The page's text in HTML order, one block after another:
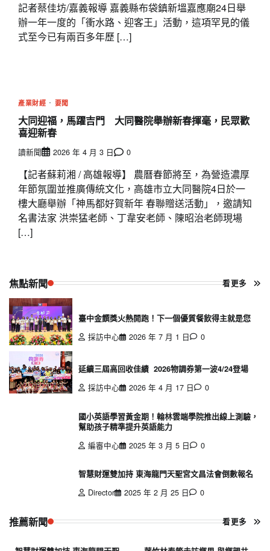
記者蔡佳坊/嘉義報導 嘉義縣布袋鎮新塭嘉應廟24日舉
辦一年一度的「衝水路、迎客王」活動，這項罕見的儀
式至今已有兩百多年歷 […]
產業財經 要聞
大同迎福，馬躍吉門 大同醫院舉辦新春揮毫，民眾歡
喜迎新春
讀新聞 2026 年 4 月 3 日 0
【記者蘇莉湘 / 高雄報導】 農曆春節將至，為營造濃厚
年節氛圍並推廣傳統文化，高雄市立大同醫院4日於一
樓大廳舉辦「神馬都好賀新年 春聯贈送活動」，邀請知
名書法家 洪崇猛老師、丁韋安老師、陳昭治老師現場
[…]
焦點新聞 看更多
臺中金饌獎火熱開跑！下一個優質餐飲得主就是您
採訪中心
2026 年 7 月 1 日 0
延續三屆高回收佳績 2026物調券第一波4/24登場
採訪中心
2026 年 4 月 17 日 0
國小英語學習黃金期！翰林雲端學院推出線上測驗，
幫助孩子精準提升英語能力
編審中心
2025 年 3 月 5 日 0
智慧財運雙加持 東海龍門天聖宮文昌法會倒數報名
Director
2025 年 2 月 25 日 0
推薦新聞 看更多